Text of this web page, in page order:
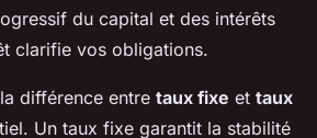
du capital et des intérêts
clarifie vos obligations.
différence entre taux fixe et taux
Un taux fixe garantit la stabilité